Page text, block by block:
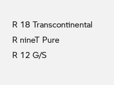
R 18 Transcontinental
R nineT Pure
R 12 G/S